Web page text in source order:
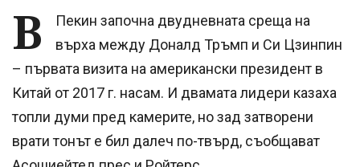
В
Пекин започна двудневната среща на
върха между Доналд Тръмп и Си Цзинпин
– първата визита на американски президент в
Китай от 2017 г. насам. И двамата лидери казаха
топли думи пред камерите, но зад затворени
врати тонът е бил далеч по-твърд, съобщават